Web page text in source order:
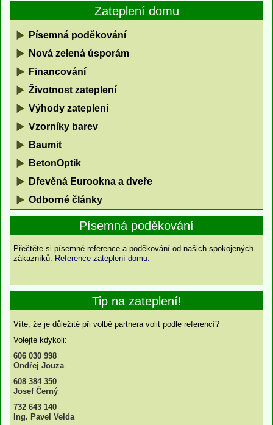
Zateplení domu
Písemná poděkování
Nová zelená úsporám
Financování
Životnost zateplení
Výhody zateplení
Vzorníky barev
Baumit
BetonOptik
Dřevěná Eurookna a dveře
Odborné články
Písemná poděkování
Přečtěte si písemné reference a poděkování od našich spokojených
zákazníků. Reference zateplení domu.
Tip na zateplení!
Víte, že je důležité při volbě partnera volit podle referencí?
Volejte kdykoli:
606 030 998
Ondřej Jouza
608 384 350
Josef Černý
732 643 140
Ing. Pavel Velda